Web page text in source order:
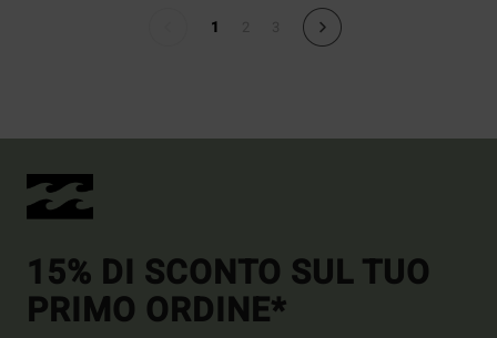
1
15% DI SCONTO SUL TUO
PRIMO ORDINE*